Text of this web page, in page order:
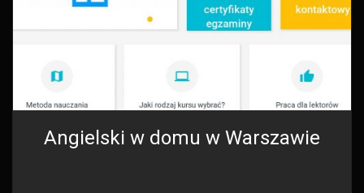
Angielski w domu w Warszawie